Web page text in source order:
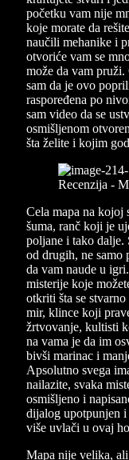
početku vam nije
koje morate da
naučili mehanike i
otvoriće vam se
može da vam
sam da je ovo
raspoređena po
sam video da se
osmišljenom
šta želite i kojim
Cela mapa na kojoj
šuma, ranč koji je
poljane i tako dalje.
od drugih, ne samo
da vam naude u
misterije koje
otkriti šta se
mir, klince koji
žrtvovanje, kultisti
na vama je da im
bivši marinac i
Apsolutno svega
nailazite, svaka
osmišljeno i
dijalog upotpunjen i
više uvlači u ovaj
Mapa nije velika,